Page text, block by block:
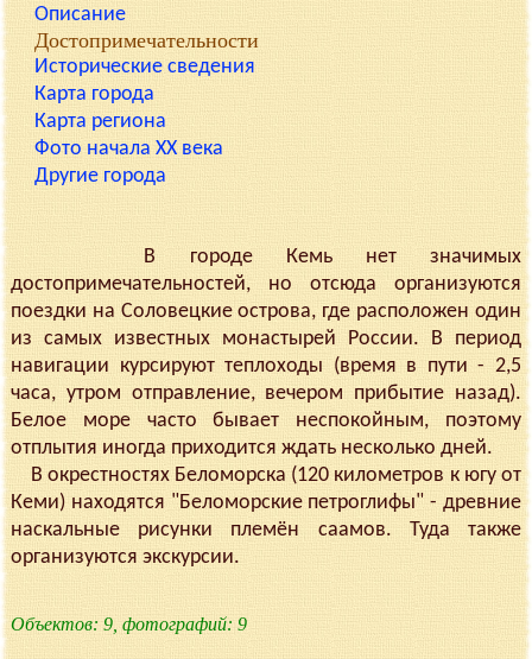
Описание
Достопримечательности
Исторические сведения
Карта города
Карта региона
Фото начала XX века
Другие города
В городе Кемь нет значимых
достопримечательностей, но отсюда организуются
поездки на Соловецкие острова, где расположен один
из самых известных монастырей России. В период
навигации курсируют теплоходы (время в пути - 2,5
часа, утром отправление, вечером прибытие назад).
Белое море часто бывает неспокойным, поэтому
отплытия иногда приходится ждать несколько дней.
В окрестностях Беломорска (120 километров к югу от
Кеми) находятся "Беломорские петроглифы" - древние
наскальные рисунки племён саамов. Туда также
организуются экскурсии.
Объектов: 9, фотографий: 9